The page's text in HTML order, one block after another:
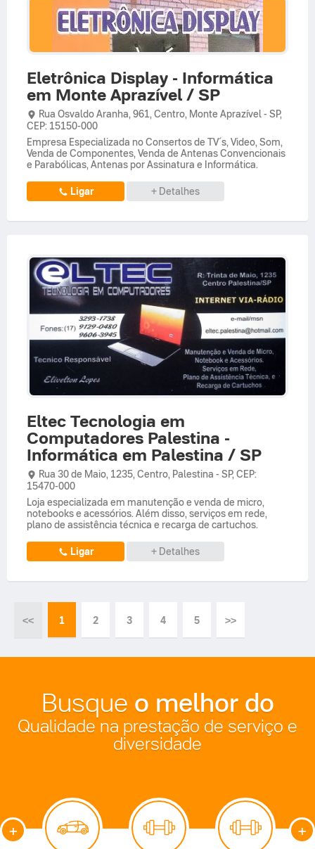
Eletrônica Display - Informática
em Monte Aprazível / SP
Rua Osvaldo Aranha, 961, Centro, Monte Aprazível- SP,
CEP: 15150-000
Empresa Especializada no Consertos de TV´s, Video, Som,
Venda de Componentes, Venda de Antenas Convencionais
e Parabólicas, Antenas por Assinatura e Informática.
Ligar + Detalhes
Eltec Tecnologia em
Computadores Palestina -
Informática em Palestina / SP
Rua 30 de Maio, 1235, Centro, Palestina - SP, CEP:
15470-000
Loja especializada em manutenção e venda de micro,
notebooks e acessórios. Além disso, serviços em rede,
plano de assistência técnica e recarga de cartuchos.
Ligar + Detalhes
Busque o melhor do
Qualidade na prestação de serviço e
diversidade
+ +